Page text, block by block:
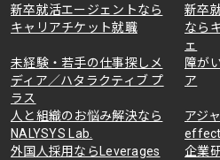
新卒就活エージェントなら
キャリアチケット就職
新卒
なら
ェ
未経験・若手の仕事探しメ
ディア／ハタラクティブ プ
ラス
障が
ア
人と組織のお悩み解決なら
NALYSYS Lab.
アジ
外国人採用ならLeverages
企業